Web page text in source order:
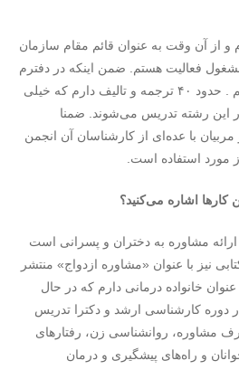
شدم و از آن وقت به عنوان قائم مقام سازمان
فعالیت هستم. ضمن اینکه در دفترم
هم به کارهای مشاوره مشغولم . حدود ۴۰ ترجمه و تالیف دارم که خیلی
در این رشته تدریس می‌شوند. ضمنا
با عده‌ای از کارشناسان آن انجمن
مورد استفاده است.
مشاوره به دختران و پسرانی است
نیز با عنوان «مشاوره ازدواج» منتشر
خانواده درمانی دارم که در حال
دوره کارشناسی ارشد و دکترا تدریس
مشاوره، روانشناسی زن، رفتارهای
و راه‌های پیشگیری و درمان